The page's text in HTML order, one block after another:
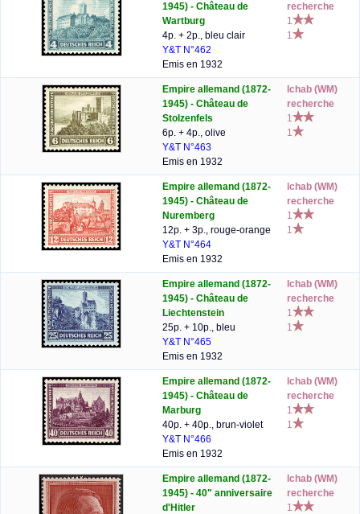
1945) - Château de
Wartburg
4p. + 2p., bleu clair
Y&T N°462
Emis en 1932
recherche
1
1
Empire allemand (1872-
1945) - Château de
Stolzenfels
6p. + 4p., olive
Y&T N°463
Emis en 1932
lchab (WM)
recherche
1
1
Empire allemand (1872-
1945) - Château de
Nuremberg
12p. + 3p., rouge-orange
Y&T N°464
Emis en 1932
lchab (WM)
recherche
1
1
Empire allemand (1872-
1945) - Château de
Liechtenstein
25p. + 10p., bleu
Y&T N°465
Emis en 1932
lchab (WM)
recherche
1
1
Empire allemand (1872-
1945) - Château de
Marburg
40p. + 40p., brun-violet
Y&T N°466
Emis en 1932
lchab (WM)
recherche
1
1
Empire allemand (1872-
1945) - 40" anniversaire
d'Hitler
lchab (WM)
recherche
1